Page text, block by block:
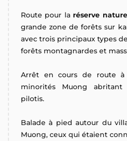
Route pour laréserve
grande zone de forêts sur
avec trois principaux types
forêts montagnardes et
Arrêt en cours de route à
minorités Muong abritant
pilotis.
Balade à pied autour du
Muong, ceux qui étaient